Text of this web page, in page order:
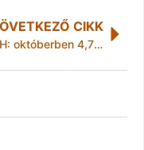
CIKK
KSH: októberben 4,7 százalék volt a 12 havi infláció